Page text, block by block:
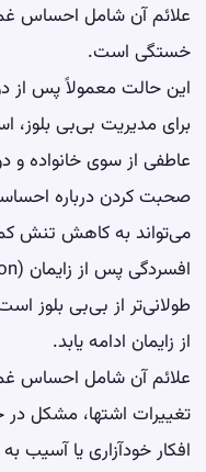
علائم آن شامل احساس
خستگی است.
این حالت معمولاً پس از
برای مدیریت بی‌بی بلوز،
عاطفی از سوی خانواده
صحبت کردن درباره
می‌تواند به کاهش تنش
طولانی‌تر از بی‌بی بلوز
از زایمان ادامه یابد.
علائم آن شامل احساس
تغییرات اشتها، مشکل
افکار خودآزاری یا آسیب